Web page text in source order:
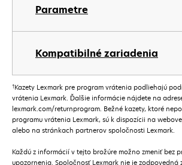
Parametre
Kompatibilné zariadenia
†Kazety Lexmark pre program vrátenia podliehajú
vrátenia Lexmark. Ďalšie informácie nájdete na
lexmark.com/returnprogram. Bežné kazety, ktoré
programu vrátenia Lexmark, sú k dispozícii na
alebo na stránkach partnerov spoločnosti Lexmark.
Každú z informácií v tejto brožúre možno zmeniť bez
upozornenia. Spoločnosť Lexmark nie je zodpovedná